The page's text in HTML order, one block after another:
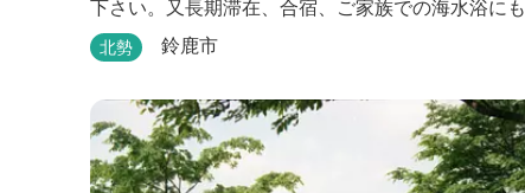
下さい。又長期滞在、合宿、ご家族での海水浴にも
ご利用下さい。
北勢 鈴鹿市